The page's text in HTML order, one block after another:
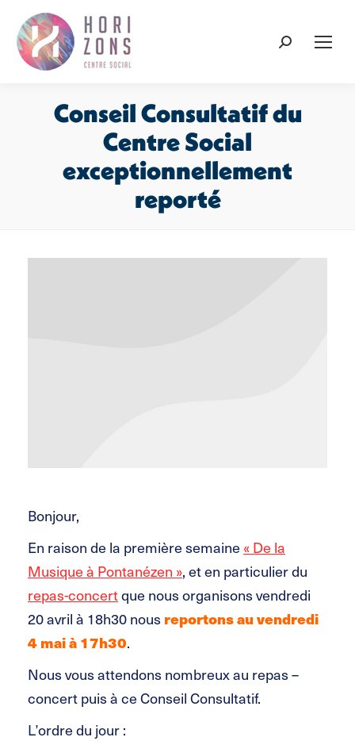
Recherche
Conseil Consultatif du
Centre Social
exceptionnellement
reporté
Bonjour,
En raison de la première semaine « De la
Musique à Pontanézen », et en particulier du
repas-concertque nous organisons vendredi
20 avril à 18h30 nous reportons au vendredi
4 mai à 17h30.
Nous vous attendons nombreux au repas –
concert puis à ce Conseil Consultatif.
L’ordre du jour :